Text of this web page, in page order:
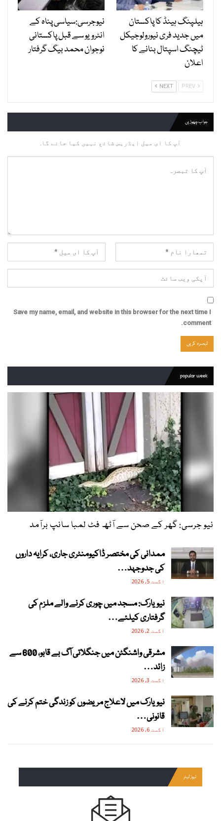
ہیلپنگ ہینڈ کا پاکستان
میں جدید فری نیورولوجیکل
ٹیچنگ اسپتال بنانے کا
اعلان
نیوجرسی:سیاسی پناہ کے
انٹرویو سے قبل پاکستانی
نوجوان محمد بیگ گرفتار
NEXT
جواب چھوڑیں
آپ کا ای میل ایڈریس شائع نہیں کیا جائے گا.
Save my name, email, and website in this browser for the next time I
comment.
popular week
نیو جرسی: گھر کے صحن سے آٹھ فٹ لمبا سانپ برآمد
ممدانی کی مختصر ڈاکیومنٹری جاری، کرایہ داروں
کی جدوجہد…
اگست 5, 2026
نیویارک: مسجد میں چوری کرنے والے ملزم کی
گرفتاری کیلئے…
اگست 2, 2026
مشرقی واشنگٹن میں جنگلاتی آگ بے قابو، 600 سے
زائد…
اگست 3, 2026
نیویارک میں لاعلاج مریضوں کو زندگی ختم کرنے کی
قانونی…
اگست 6, 2026
نیوز لیٹر